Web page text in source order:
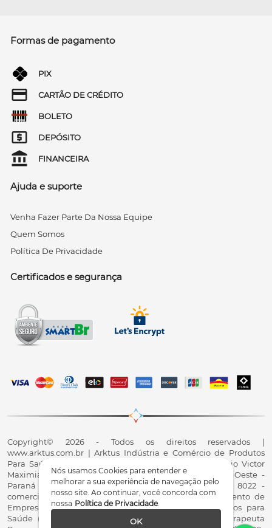
Nós usamos Cookies para entender e
melhorar a sua experiência de navegação pelo
nosso site. Ao continuar, você concorda com
nossa Política de Privacidade.
OK
Formas de pagamento
PIX
CARTÃO DE CRÉDITO
BOLETO
DEPÓSITO
FINANCEIRA
Ajuda e suporte
Venha Fazer Parte Da Nossa Equipe
Quem Somos
Política De Privacidade
Certificados e segurança
Copyright© 2026 - Todos os direitos reservados |
www.arktus.com.br | Arktus Indústria e Comércio de Produtos
Para Saúde Ltda | CNPJ: 01.417.367/0001-78 | R. Antônio Victor
Maximiano, 107, Parque Industrial II, Santa Tereza do Oeste -
Paraná - CEP 85825-900 - Fale conosco: 0800 200 8022 -
comercial@arktus.com.br | Autorização de Funcionamento de
Empresa - AFE/ANVISA - Para Fabricação de Produtos para
Saúde (Correlatos): 8.02.844-5 (UX418X102741) - Fisioterapeuta